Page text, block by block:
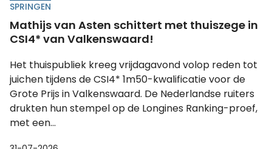
SPRINGEN
Mathijs van Asten schittert met thuiszege in
CSI4* van Valkenswaard!
Het thuispubliek kreeg vrijdagavond volop reden tot
juichen tijdens de CSI4* 1m50-kwalificatie voor de
Grote Prijs in Valkenswaard. De Nederlandse ruiters
drukten hun stempel op de Longines Ranking-proef,
met een...